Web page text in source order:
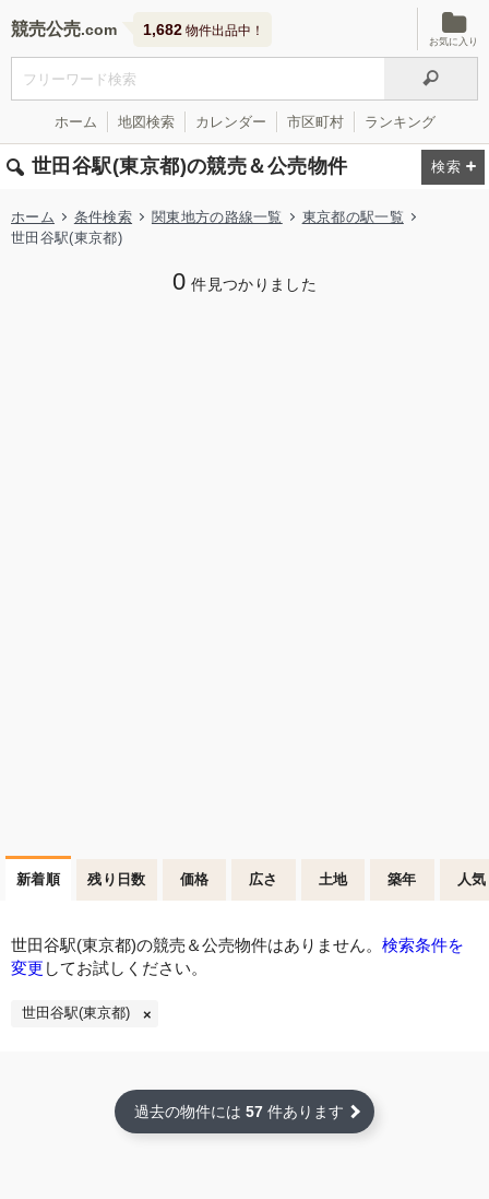
競売公売 1,682 物件出品中！
お気に入り
ホーム 地図検索 カレンダー 市区町村 ランキング
世田谷駅(東京都)の競売＆公売物件
ホーム 条件検索 関東地方の路線一覧
東京都の駅一覧
世田谷駅(東京都)
0 件見つかりました
新着順 残り日数 価格 広さ 土地 築年 人気
世田谷駅(東京都)の競売＆公売物件はありません。 検索条件を
変更 してお試しください。
世田谷駅(東京都)
過去の物件には 57 件あります